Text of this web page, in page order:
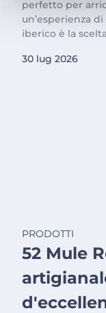
perfetto per
un’esperienza
iberico è la
30 lug 2026
PRODOTTI
52 Mule